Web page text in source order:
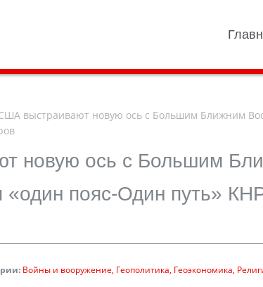
выстраивают новую ось с Большим Ближним
новую ось с Большим
пояс-Один путь»
Войны и вооружение Геополитика Геоэкономика